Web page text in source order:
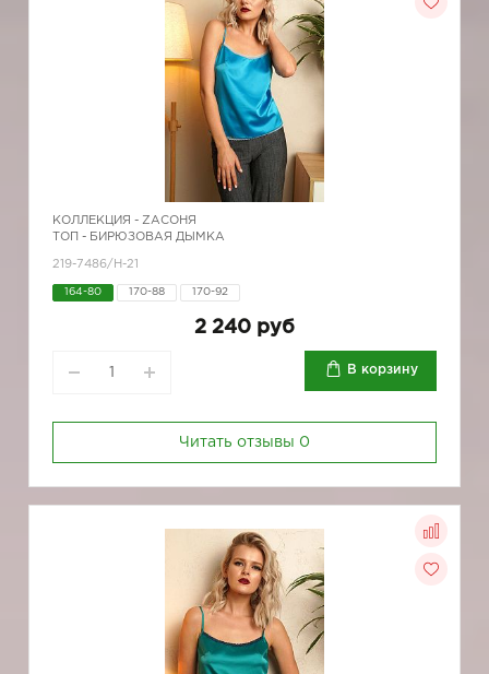
КОЛЛЕКЦИЯ - ZAСОНЯ
ТОП - БИРЮЗОВАЯ ДЫМКА
219-7486/Н-21
164-80 170-88 170-92
2 240 руб
В корзину
Читать отзывы 0